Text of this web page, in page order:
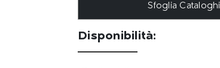
Sfoglia Cataloghi
Disponibilità: